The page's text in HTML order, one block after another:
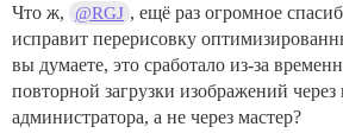
Что ж, @RGJ , ещё раз огромное
исправит перерисовку
вы думаете, это сработало из-за
повторной загрузки изображений через
администратора, а не через мастер?